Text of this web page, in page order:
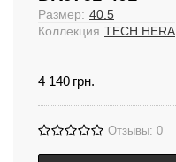
Размер: 40.5
Коллекция TECH HERA
4 140 грн.
Отзывы: 0